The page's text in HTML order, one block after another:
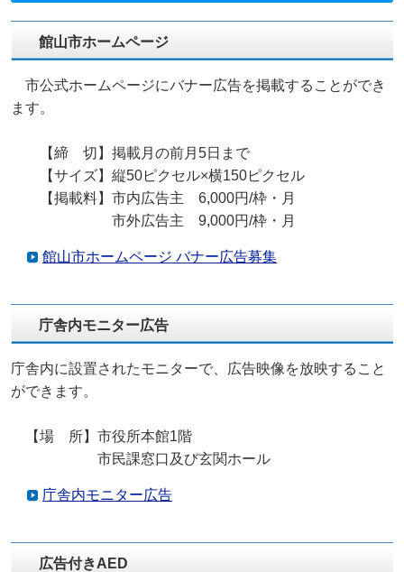
館山市ホームページ
市公式ホームページにバナー広告を掲載することができ
ます。
【締 切】掲載月の前月5日まで
【サイズ】縦50ピクセル×横150ピクセル
【掲載料】市内広告主 6,000円/枠・月
市外広告主 9,000円/枠・月
館山市ホームページ バナー広告募集
庁舎内モニター広告
庁舎内に設置されたモニターで、広告映像を放映すること
ができます。
【場 所】市役所本館1階
市民課窓口及び玄関ホール
庁舎内モニター広告
広告付きAED